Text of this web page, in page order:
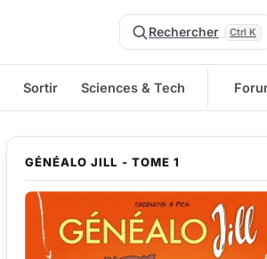
Rechercher Ctrl K
Sortir Sciences & Tech
GÉNÉALO JILL - TOME 1